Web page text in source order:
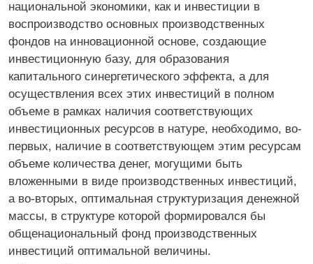
национальной экономики, как и инвестиции в
воспроизводство основных производственных
фондов на инновационной основе, создающие
инвестиционную базу, для образования
капитального синергетического эффекта, а для
осуществления всех этих инвестиций в полном
объеме в рамках наличия соответствующих
инвестиционных ресурсов в натуре, необходимо, во-
первых, наличие в соответствующем этим ресурсам
объеме количества денег, могущими быть
вложенными в виде производственных инвестиций,
а во-вторых, оптимальная структуризация денежной
массы, в структуре которой формировался бы
общенациональный фонд производственных
инвестиций оптимальной величины.